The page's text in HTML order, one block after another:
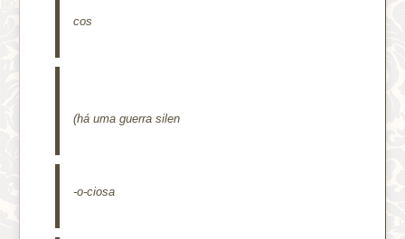
cos
(há uma guerra silen
-o-ciosa